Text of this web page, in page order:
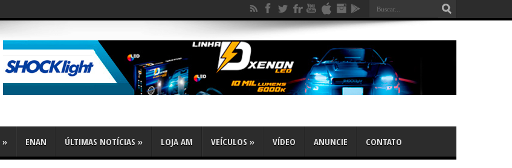
» ENAN ÚLTIMAS NOTÍCIAS » LOJA AM VEÍCULOS » VÍDEO ANUNCIE CONTATO